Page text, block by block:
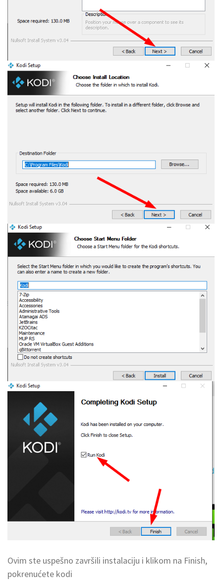
Ovim ste uspešno završili instalaciju i klikom na Finish,
pokrenućete kodi